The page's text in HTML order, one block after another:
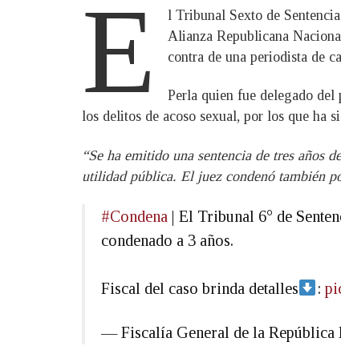
E
l Tribunal Sexto de
Alianza Republicana
contra de una periodista de
Perla quien fue delegado del
los delitos de acoso sexual, por los que ha
“Se ha emitido una sentencia de tres años
utilidad pública. El juez condenó también
#Condena | El Tribunal 6° de
condenado a 3 años.
Fiscal del caso brinda detalles :
— Fiscalía General de la República